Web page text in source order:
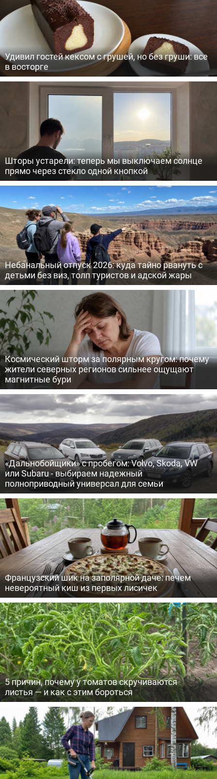
Удивил гостей кексом с грушей, но без груши: все
в восторге
Шторы устарели: теперь мы выключаем солнце
прямо через стекло одной кнопкой
Небанальный отпуск 2026: куда тайно рвануть с
детьми без виз, толп туристов и адской жары
Космический шторм за полярным кругом: почему
жители северных регионов сильнее ощущают
магнитные бури
«Дальнобойщики» с пробегом: Volvo, Skoda, VW
или Subaru - выбираем надежный
полноприводный универсал для семьи
Французский шик на заполярной даче: печем
невероятный киш из первых лисичек
5 причин, почему у томатов скручиваются
листья — и как с этим бороться